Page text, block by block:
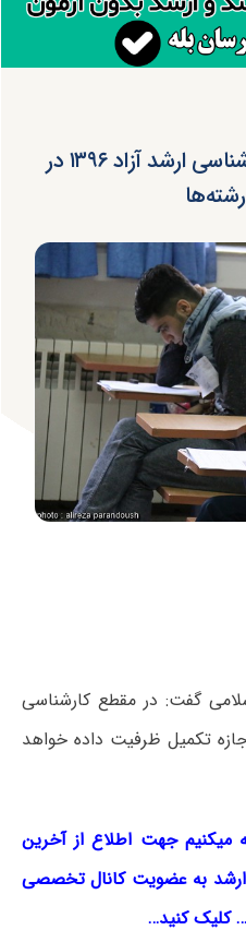
اعلام تکمیل ظرفیت کارشناسی ارشد آزاد ۱۳۹۶ در
گفت: در مقطع کارشناسی
تکمیل ظرفیت داده خواهد
میکنیم جهت اطلاع از آخرین
ارشد به عضویت کانال تخصصی
کلیک کنید…